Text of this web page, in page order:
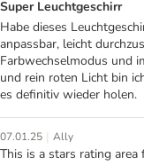
Super Leuchtgeschirr
Habe dieses
anpassbar, leicht
Farbwechselmodus und
und rein roten Licht bin
es definitiv wieder holen.
07.01.25 | Ally
This is a stars rating